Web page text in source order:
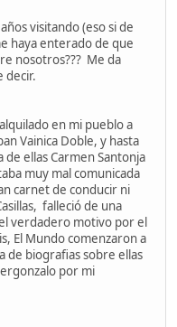
visitando (eso si de
haya enterado de que
nosotros??? Me da
decir.
en mi pueblo a
Vainica Doble, y hasta
ellas Carmen Santonja
muy mal comunicada
carnet de conducir ni
falleció de una
verdadero motivo por el
El Mundo comenzaron a
de biografias sobre ellas
por mi